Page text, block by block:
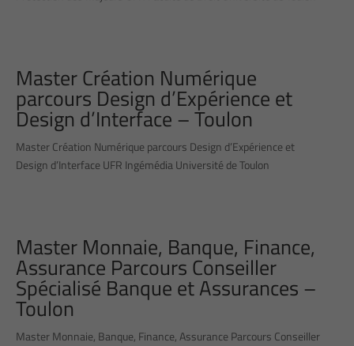
Master Création Numérique
parcours Design d’Expérience et
Design d’Interface – Toulon
Master Création Numérique parcours Design d’Expérience et
Design d’Interface UFR Ingémédia Université de Toulon
Master Monnaie, Banque, Finance,
Assurance Parcours Conseiller
Spécialisé Banque et Assurances –
Toulon
Master Monnaie, Banque, Finance, Assurance Parcours Conseiller